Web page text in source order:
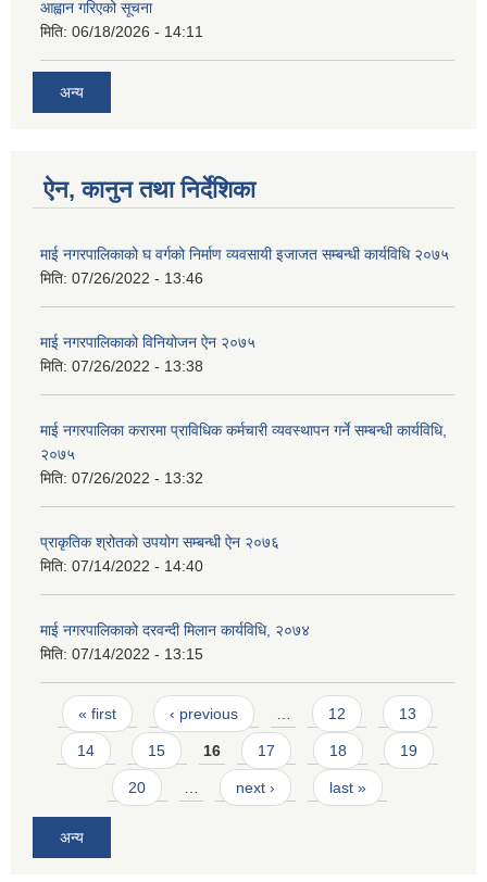
आह्वान गरिएको सूचना
मिति: 06/18/2026 - 14:11
अन्य
ऐन, कानुन तथा निर्देशिका
माई नगरपालिकाको घ वर्गको निर्माण व्यवसायी इजाजत सम्बन्धी कार्यविधि २०७५
मिति: 07/26/2022 - 13:46
माई नगरपालिकाको विनियोजन ऐन २०७५
मिति: 07/26/2022 - 13:38
माई नगरपालिका करारमा प्राविधिक कर्मचारी व्यवस्थापन गर्ने सम्बन्धी कार्यविधि,
२०७५
मिति: 07/26/2022 - 13:32
प्राकृतिक श्रोतको उपयोग सम्बन्धी ऐन २०७६
मिति: 07/14/2022 - 14:40
माई नगरपालिकाको दरवन्दी मिलान कार्यविधि, २०७४
मिति: 07/14/2022 - 13:15
Pages
« first ‹ previous 12 13
14 15 16 17 18 19
20 next › last »
अन्य